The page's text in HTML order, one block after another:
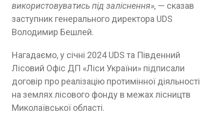
використовуватись під заліснення», — сказав
заступник генерального директора UDS
Володимир Бешлей.
Нагадаємо, у січні 2024 UDS та Південний
Лісовий Офіс ДП «Ліси України» підписали
договір про реалізацію протимінної діяльності
на землях лісового фонду в межах лісництв
Миколаївської області.